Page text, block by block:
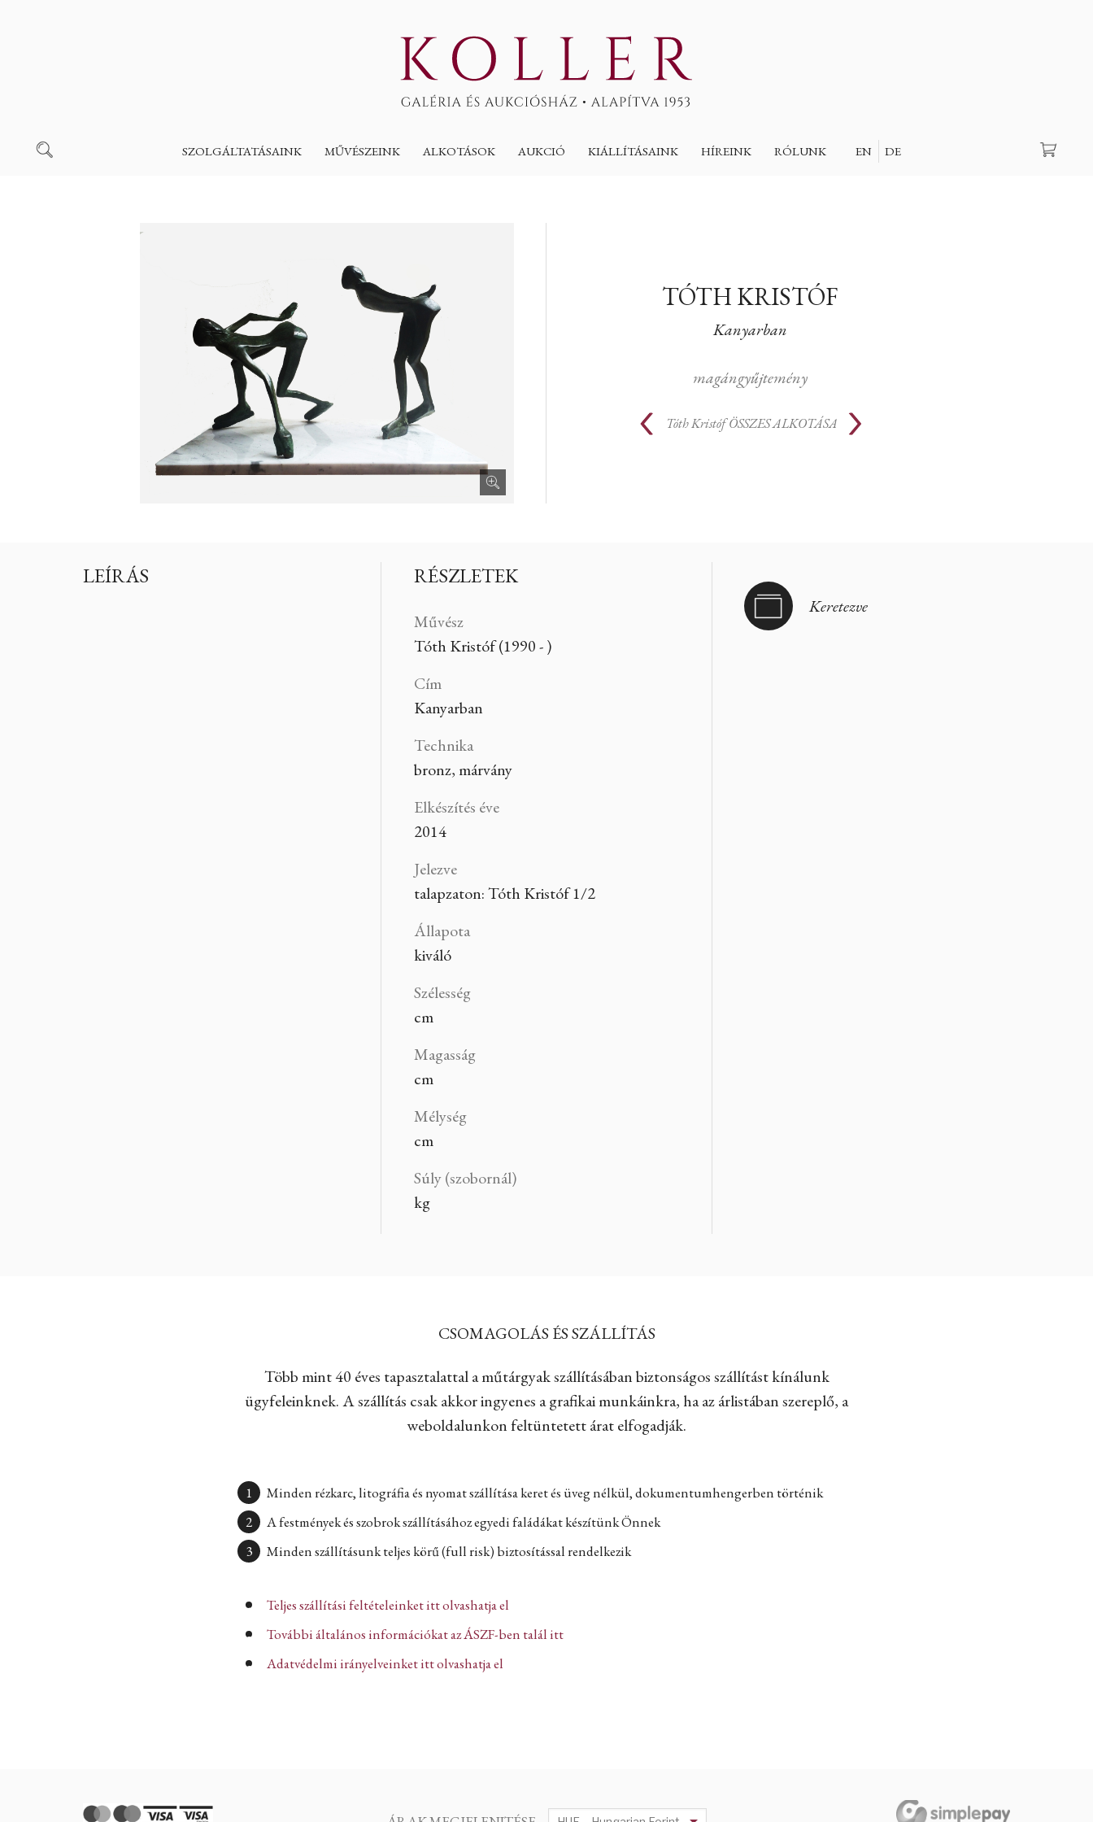
SZOLGÁLTATÁSAINK MŰVÉSZEINK ALKOTÁSOK AUKCIÓ KIÁLLÍTÁSAINK HÍREINK RÓLUNK EN DE
Keresés
TÓTH KRISTÓF
Kanyarban
magángyűjtemény
Tóth Kristóf ÖSSZES ALKOTÁSA
LEÍRÁS RÉSZLETEK
Művész
Tóth Kristóf (1990 - )
Cím
Kanyarban
Technika
bronz, márvány
Elkészítés éve
2014
Jelezve
talapzaton: Tóth Kristóf 1/2
Állapota
kiváló
Szélesség
cm
Magasság
cm
Mélység
cm
Súly (szobornál)
kg
Keretezve
CSOMAGOLÁS ÉS SZÁLLÍTÁS
Több mint 40 éves tapasztalattal a műtárgyak szállításában biztonságos szállítást kínálunk
ügyfeleinknek. A szállítás csak akkor ingyenes a grafikai munkáinkra, ha az árlistában szereplő, a
weboldalunkon feltüntetett árat elfogadják.
Minden rézkarc, litográfia és nyomat szállítása keret és üveg nélkül, dokumentumhengerben történik
A festmények és szobrok szállításához egyedi faládákat készítünk Önnek
Minden szállításunk teljes körű (full risk) biztosítással rendelkezik
Teljes szállítási feltételeinket itt olvashatja el
További általános információkat az ÁSZF-ben talál itt
Adatvédelmi irányelveinket itt olvashatja el